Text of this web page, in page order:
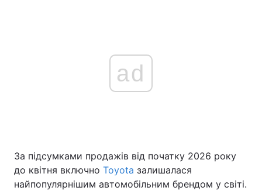
ad
За підсумками продажів від початку 2026 року
до квітня включно Toyota залишалася
найпопулярнішим автомобільним брендом у світі.